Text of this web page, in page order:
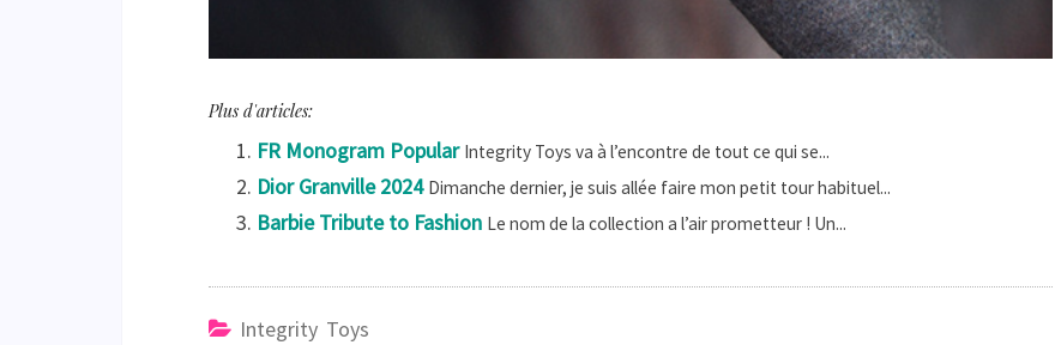
Plus d'articles:
FR Monogram Popular Integrity Toys va à l’encontre de tout ce qui se...
Dior Granville 2024 Dimanche dernier, je suis allée faire mon petit tour habituel...
Barbie Tribute to Fashion Le nom de la collection a l’air prometteur ! Un...
Integrity Toys